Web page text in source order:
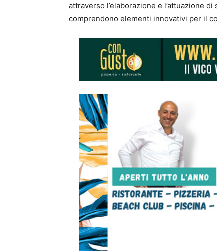
attraverso l’elaborazione e l’attuazione
comprendono elementi innovativi per il